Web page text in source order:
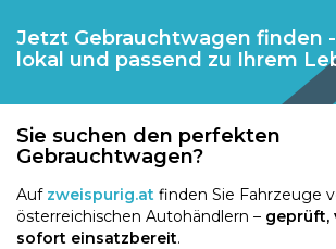
Jetzt Gebrauchtwagen finden
lokal und passend zu Ihrem
Sie suchen den perfekten
Gebrauchtwagen?
Auf zweispurig.at finden Sie Fahrzeuge
österreichischen Autohändlern – geprüft,
sofort einsatzbereit.